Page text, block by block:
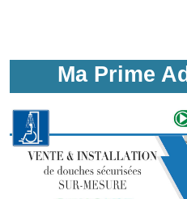
Ma Prime